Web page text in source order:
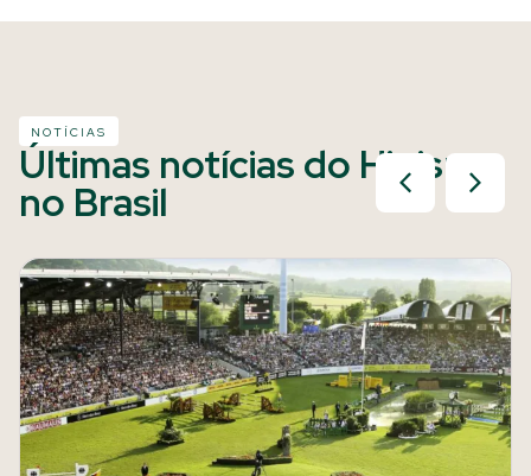
NOTÍCIAS
Últimas notícias do Hipismo
no Brasil